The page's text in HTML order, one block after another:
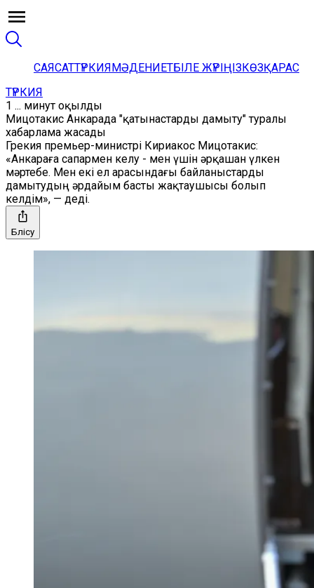
САЯСАТТҮРКИЯМӘДЕНИЕТБІЛЕ ЖҮРІҢІЗКӨЗҚАРАС
ТҮРКИЯ
1 ... минут оқылды
Мицотакис Анкарада "қатынастарды дамыту" туралы
хабарлама жасады
Грекия премьер-министрі Кириакос Мицотакис:
«Анкараға сапармен келу - мен үшін әрқашан үлкен
мәртебе. Мен екі ел арасындағы байланыстарды
дамытудың әрдайым басты жақтаушысы болып
келдім», — деді.
Бөлісу